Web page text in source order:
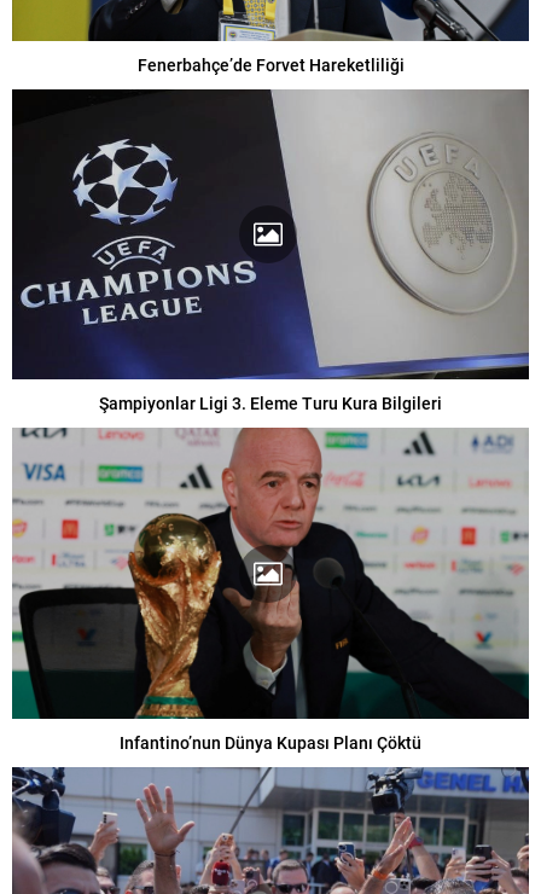
Fenerbahçe’de Forvet Hareketliliği
Şampiyonlar Ligi 3. Eleme Turu Kura Bilgileri
Infantino’nun Dünya Kupası Planı Çöktü